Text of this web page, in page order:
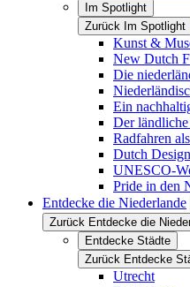
Im Spotlight
Zurück Im Spotlight
Kunst &
New Dutch
Die
Ein
Der
Radfahren
Dutch Design
UNESCO-
Pride in den
Entdecke die Niederlande
Zurück Entdecke die
Entdecke Städte
Zurück Entdecke
Utrecht